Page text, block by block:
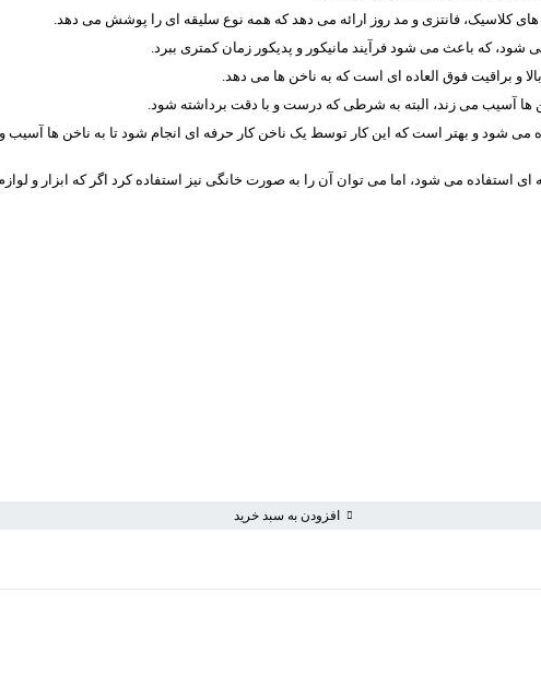
کلاسیک، فانتزی و مد روز ارائه می دهد که همه نوع سلیقه ای را پوشش می دهد.
افزودن به سبد خرید